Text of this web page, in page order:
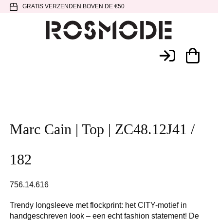
Spring
hoofdnavigatie
Door
SpringGRATIS VERZENDEN BOVEN DE €50
Marc Cain | Top | ZC48.12J41 /
182
756.14.616
Trendy longsleeve met flockprint: het CITY-motief in
handgeschreven look – een echt fashion statement! De